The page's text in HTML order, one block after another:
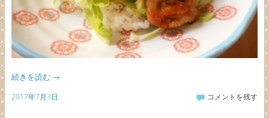
続きを読む →
2017年7月3日 コメントを残す